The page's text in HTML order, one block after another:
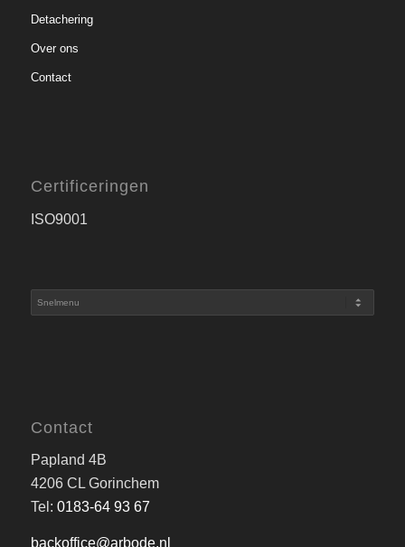
Detachering
Over ons
Contact
Certificeringen
ISO9001
Contact
Papland 4B
4206 CL Gorinchem
Tel: 0183-64 93 67
backoffice@arbode.nl